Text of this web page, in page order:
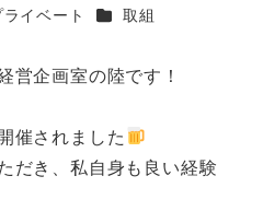
リー
ライベート カテゴリー
取組
営企画室の陸です！
催されました
だき、私自身も良い経験